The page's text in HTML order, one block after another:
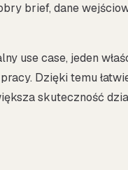
brief, dane
use case, jeden
Dzięki temu
skuteczność